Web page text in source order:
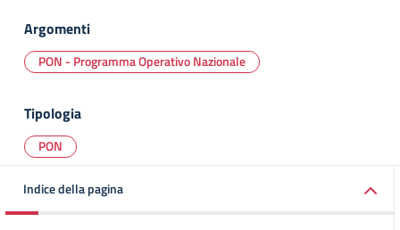
Argomenti
PON - Programma Operativo Nazionale
Tipologia
PON
Indice della pagina